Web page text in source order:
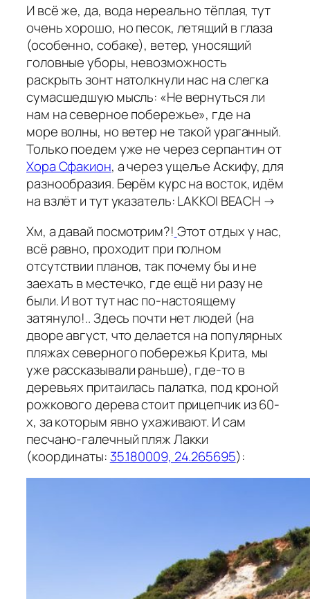
И всё же, да, вода нереально тёплая, тут
очень хорошо, но песок, летящий в глаза
(особенно, собаке), ветер, уносящий
головные уборы, невозможность
раскрыть зонт натолкнули нас на слегка
сумасшедшую мысль: «Не вернуться ли
нам на северное побережье», где на
море волны, но ветер не такой ураганный.
Только поедем уже не через серпантин от
Хора Сфакион, а через ущелье Аскифу, для
разнообразия. Берём курс на восток, идём
на взлёт и тут указатель: LAKKOI BEACH →
Хм, а давай посмотрим?! Этот отдых у нас,
всё равно, проходит при полном
отсутствии планов, так почему бы и не
заехать в местечко, где ещё ни разу не
были. И вот тут нас по-настоящему
затянуло!.. Здесь почти нет людей (на
дворе август, что делается на популярных
пляжах северного побережья Крита, мы
уже рассказывали раньше), где-то в
деревьях притаилась палатка, под кроной
рожкового дерева стоит прицепчик из 60-
х, за которым явно ухаживают. И сам
песчано-галечный пляж Лакки
(координаты: 35.180009, 24.265695):